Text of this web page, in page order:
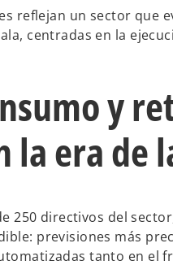
reflejan un sector que
centradas en la
y
la era de
250 directivos del
previsiones más
tanto en el